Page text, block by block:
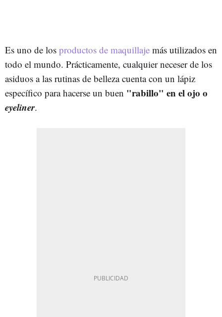
Es uno de los productos de maquillaje más utilizados en
todo el mundo. Prácticamente, cualquier neceser de los
asiduos a las rutinas de belleza cuenta con un lápiz
específico para hacerse un buen "rabillo" en el ojo o
eyeliner.